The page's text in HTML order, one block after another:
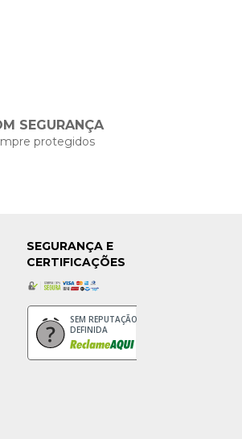
SEGURANÇA
protegidos
SEGURANÇA E
CERTIFICAÇÕES
SEM REPUTAÇÃO
DEFINIDA